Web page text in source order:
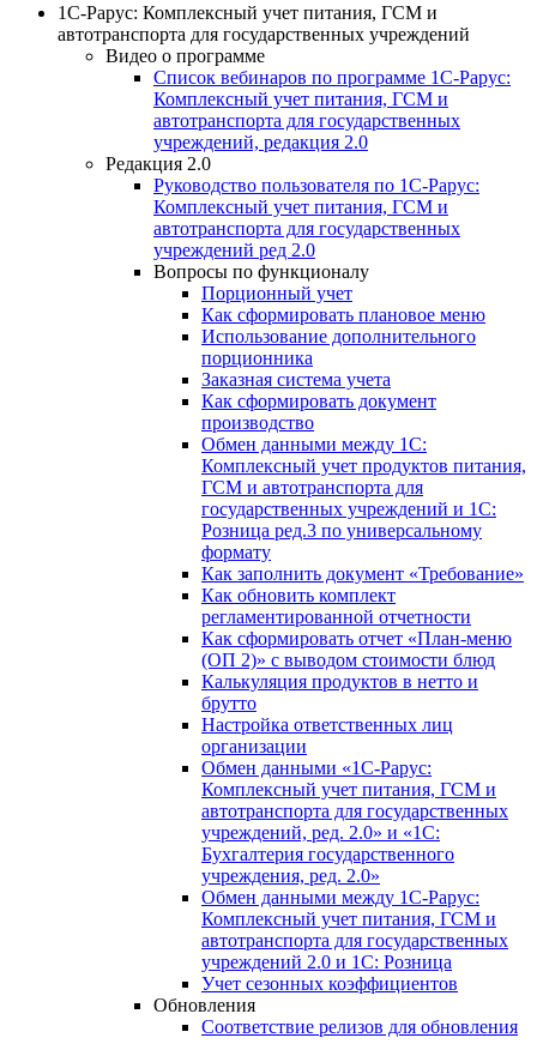
1С-Рарус: Комплексный учет питания, ГСМ и
автотранспорта для государственных учреждений
Видео о программе
Список вебинаров по программе 1С-Рарус:
Комплексный учет питания, ГСМ и
автотранспорта для государственных
учреждений, редакция 2.0
Редакция 2.0
Руководство пользователя по 1С-Рарус:
Комплексный учет питания, ГСМ и
автотранспорта для государственных
учреждений ред 2.0
Вопросы по функционалу
Порционный учет
Как сформировать плановое меню
Использование дополнительного
порционника
Заказная система учета
Как сформировать документ
производство
Обмен данными между 1С:
Комплексный учет продуктов питания,
ГСМ и автотранспорта для
государственных учреждений и 1С:
Розница ред.3 по универсальному
формату
Как заполнить документ «Требование»
Как обновить комплект
регламентированной отчетности
Как сформировать отчет «План-меню
(ОП 2)» с выводом стоимости блюд
Калькуляция продуктов в нетто и
брутто
Настройка ответственных лиц
организации
Обмен данными «1С-Рарус:
Комплексный учет питания, ГСМ и
автотранспорта для государственных
учреждений, ред. 2.0» и «1С:
Бухгалтерия государственного
учреждения, ред. 2.0»
Обмен данными между 1С-Рарус:
Комплексный учет питания, ГСМ и
автотранспорта для государственных
учреждений 2.0 и 1С: Розница
Учет сезонных коэффициентов
Обновления
Соответствие релизов для обновления